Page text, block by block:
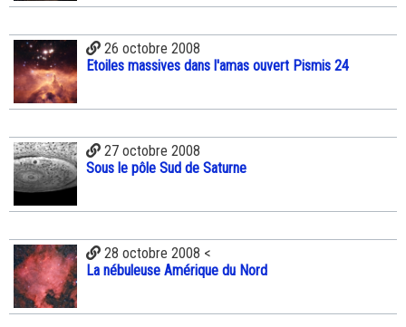
26 octobre 2008
Etoiles massives dans l'amas ouvert Pismis 24
27 octobre 2008
Sous le pôle Sud de Saturne
28 octobre 2008 <
La nébuleuse Amérique du Nord